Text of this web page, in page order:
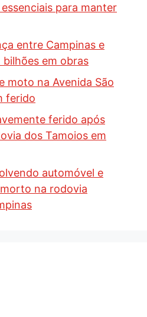
para manter
entre Campinas e
bilhões em obras
moto na Avenida São
ferido
ferido após
dos Tamoios em
automóvel e
na rodovia